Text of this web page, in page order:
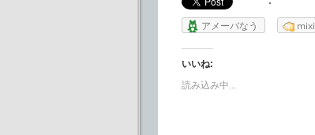
アメーバなう
mixi
いいね:
読み込み中...